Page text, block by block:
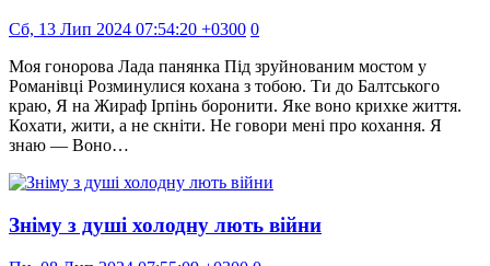
Сб, 13 Лип 2024 07:54:20 +0300 0
Моя гонорова Лада панянка Під зруйнованим мостом у
Романівці Розминулися кохана з тобою. Ти до Балтського
краю, Я на Жираф Ірпінь боронити. Яке воно крихке життя.
Кохати, жити, а не скніти. Не говори мені про кохання. Я
знаю — Воно…
Зніму з душі холодну лють війни